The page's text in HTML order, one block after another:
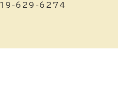
019-629-6274